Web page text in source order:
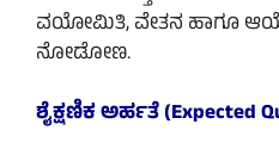
ವಯೋಮಿತಿ, ವೇತನ ಹಾಗೂ
ನೋಡೋಣ.
ಶೈಕ್ಷಣಿಕ ಅರ್ಹತೆ (Expected